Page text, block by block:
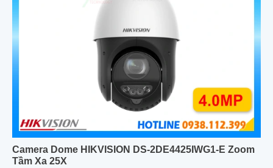
Camera Dome HIKVISION DS-2DE4425IWG1-E Zoom
Tầm Xa 25X